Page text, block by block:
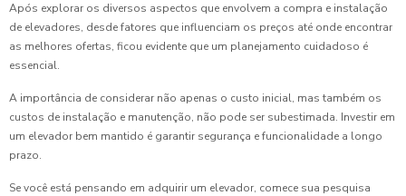
Após explorar os diversos aspectos que envolvem a compra e instalação
de elevadores, desde fatores que influenciam os preços até onde encontrar
as melhores ofertas, ficou evidente que um planejamento cuidadoso é
essencial.
A importância de considerar não apenas o custo inicial, mas também os
custos de instalação e manutenção, não pode ser subestimada. Investir em
um elevador bem mantido é garantir segurança e funcionalidade a longo
prazo.
Se você está pensando em adquirir um elevador, comece sua pesquisa